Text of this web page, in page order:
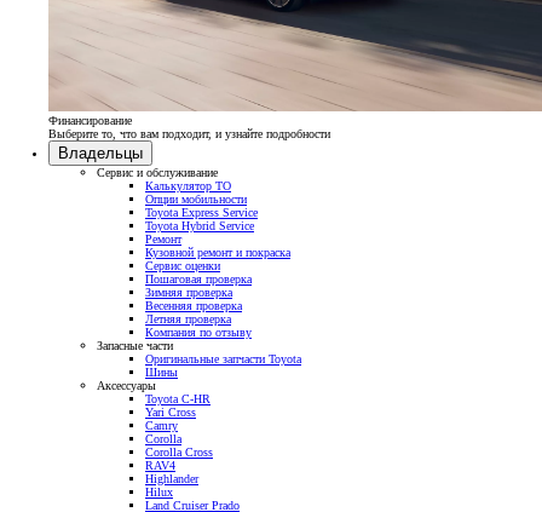
Финансирование
Выберите то, что вам подходит, и узнайте подробности
Владельцы
Сервис и обслуживание
Калькулятор ТО
Опции мобильности
Toyota Express Service
Toyota Hybrid Service
Ремонт
Кузовной ремонт и покраска
Сервис оценки
Пошаговая проверка
Зимняя проверка
Весенняя проверка
Летняя проверка
Компания по отзыву
Запасные части
Оригинальные запчасти Toyota
Шины
Аксессуары
Toyota C-HR
Yari Cross
Camry
Corolla
Corolla Cross
RAV4
Highlander
Hilux
Land Cruiser Prado